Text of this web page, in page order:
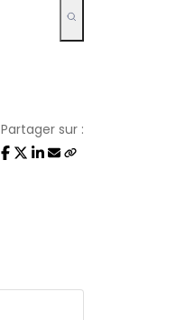
Partager sur :